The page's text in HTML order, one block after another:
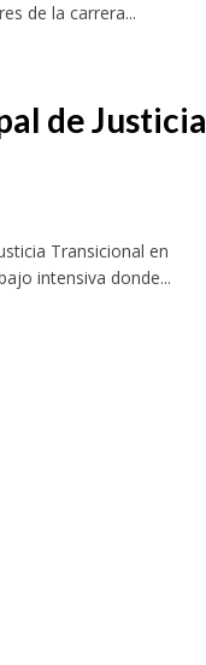
de la carrera...
de Justicia
Transicional en
intensiva donde...